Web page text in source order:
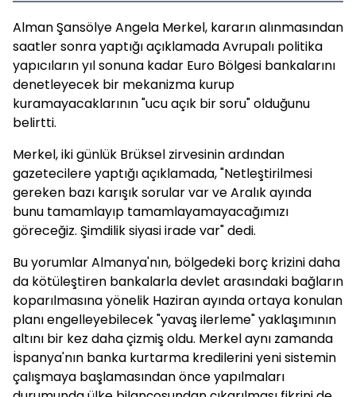
Alman Şansölye Angela Merkel, kararın alınmasından
saatler sonra yaptığı açıklamada Avrupalı politika
yapıcıların yıl sonuna kadar Euro Bölgesi bankalarını
denetleyecek bir mekanizma kurup
kuramayacaklarının "ucu açık bir soru" olduğunu
belirtti.
Merkel, iki günlük Brüksel zirvesinin ardından
gazetecilere yaptığı açıklamada, "Netleştirilmesi
gereken bazı karışık sorular var ve Aralık ayında
bunu tamamlayıp tamamlayamayacağımızı
göreceğiz. Şimdilik siyasi irade var" dedi.
Bu yorumlar Almanya'nın, bölgedeki borç krizini daha
da kötüleştiren bankalarla devlet arasındaki bağların
koparılmasına yönelik Haziran ayında ortaya konulan
planı engelleyebilecek "yavaş ilerleme" yaklaşımının
altını bir kez daha çizmiş oldu. Merkel aynı zamanda
İspanya'nın banka kurtarma kredilerini yeni sistemin
çalışmaya başlamasından önce yapılmaları